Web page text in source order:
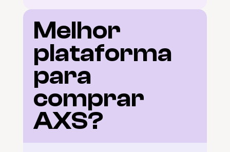
Melhor
plataforma
para
comprar
AXS?